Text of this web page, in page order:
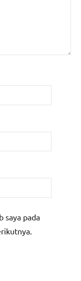
saya pada